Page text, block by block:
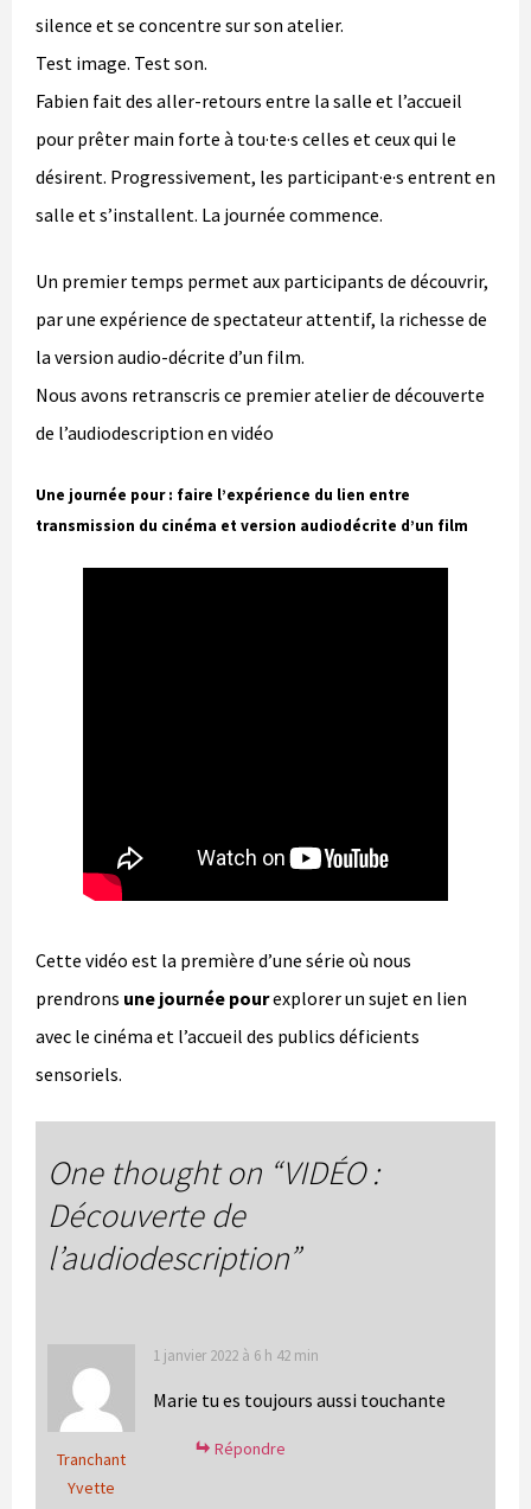
silence et se concentre sur son atelier.
Test image. Test son.
Fabien fait des aller-retours entre la salle et l’accueil
pour prêter main forte à tou·te·s celles et ceux qui le
désirent. Progressivement, les participant·e·s entrent en
salle et s’installent. La journée commence.
Un premier temps permet aux participants de découvrir,
par une expérience de spectateur attentif, la richesse de
la version audio-décrite d’un film.
Nous avons retranscris ce premier atelier de découverte
de l’audiodescription en vidéo
Une journée pour : faire l’expérience du lien entre
transmission du cinéma et version audiodécrite d’un film
Cette vidéo est la première d’une série où nous
prendrons une journée pourexplorer un sujet en lien
avec le cinéma et l’accueil des publics déficients
sensoriels.
One thought on “VIDÉO :
Découverte de
l’audiodescription”
Tranchant
Yvette
1 janvier 2022 à 6 h 42 min
Marie tu es toujours aussi touchante
Répondre